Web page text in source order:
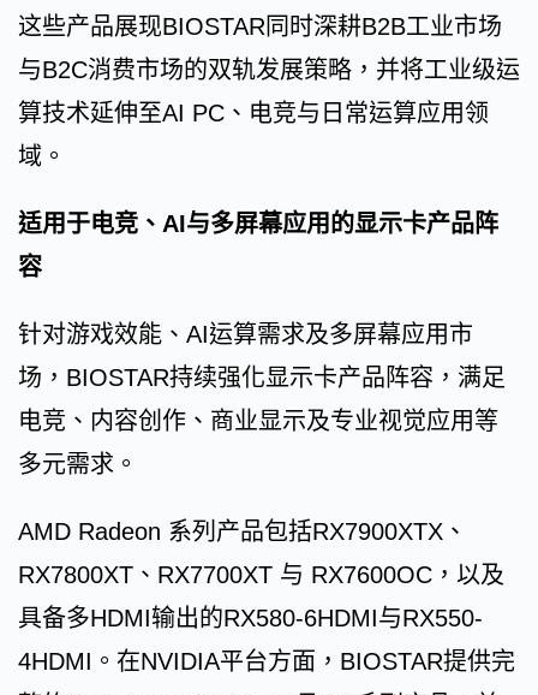
这些产品展现BIOSTAR同时深耕B2B工业市场
与B2C消费市场的双轨发展策略，并将工业级运
算技术延伸至AI PC、电竞与日常运算应用领
域。
适用于电竞、AI与多屏幕应用的显示卡产品阵
容
针对游戏效能、AI运算需求及多屏幕应用市
场，BIOSTAR持续强化显示卡产品阵容，满足
电竞、内容创作、商业显示及专业视觉应用等
多元需求。
AMD Radeon 系列产品包括RX7900XTX、
RX7800XT、RX7700XT 与 RX7600OC，以及
具备多HDMI输出的RX580-6HDMI与RX550-
4HDMI。在NVIDIA平台方面，BIOSTAR提供完